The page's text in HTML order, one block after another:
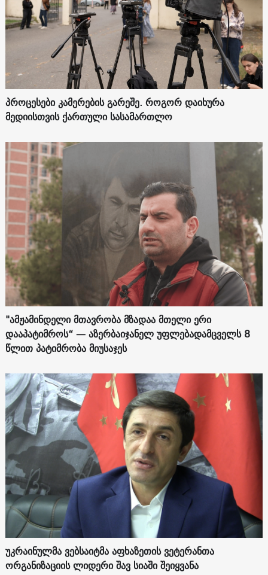
პროცესები კამერების გარეშე. როგორ დაიხურა
მედიისთვის ქართული სასამართლო
"ამჟამინდელი მთავრობა მზადაა მთელი ერი
დააპატიმროს“ — აზერბაიჯანელ უფლებადამცველს 8
წლით პატიმრობა მიუსაჯეს
უკრაინულმა ვებსაიტმა აფხაზეთის ვეტერანთა
ორგანიზაციის ლიდერი შავ სიაში შეიყვანა